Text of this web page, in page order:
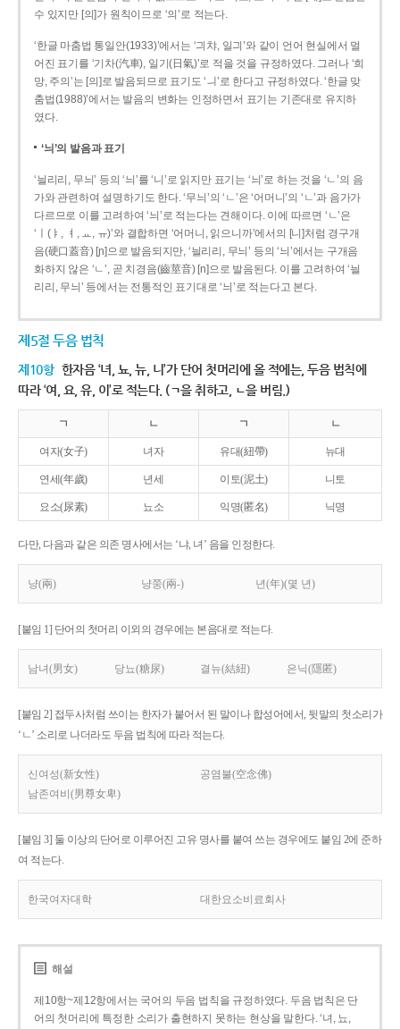
수 있지만 [의]가 원칙이므로 ‘의’로 적는다.
‘한글 마춤법 통일안(1933)’에서는 ‘긔챠, 일긔’와 같이 언어 현실에서 멀
어진 표기를 ‘기차(汽車), 일기(日氣)’로 적을 것을 규정하였다. 그러나 ‘희
망, 주의’는 [의]로 발음되므로 표기도 ‘ㅢ’로 한다고 규정하였다. ‘한글 맞
춤법(1988)’에서는 발음의 변화는 인정하면서 표기는 기존대로 유지하
였다.
‘늬’의 발음과 표기
‘늴리리, 무늬’ 등의 ‘늬’를 ‘니’로 읽지만 표기는 ‘늬’로 하는 것을 ‘ㄴ’의 음
가와 관련하여 설명하기도 한다. ‘무늬’의 ‘ㄴ’은 ‘어머니’의 ‘ㄴ’과 음가가
다르므로 이를 고려하여 ‘늬’로 적는다는 견해이다. 이에 따르면 ‘ㄴ’은
‘ㅣ(ㅑ, ㅕ, ㅛ, ㅠ)’와 결합하면 ‘어머니, 읽으니까’에서의 [니]처럼 경구개
음(硬口蓋音) [ɲ]으로 발음되지만, ‘늴리리, 무늬’ 등의 ‘늬’에서는 구개음
화하지 않은 ‘ㄴ’, 곧 치경음(齒莖音) [n]으로 발음된다. 이를 고려하여 ‘늴
리리, 무늬’ 등에서는 전통적인 표기대로 ‘늬’로 적는다고 본다.
제5절 두음 법칙
제10항 한자음 ‘녀, 뇨, 뉴, 니’가 단어 첫머리에 올 적에는, 두음 법칙에
따라 ‘여, 요, 유, 이’로 적는다. (ㄱ을 취하고, ㄴ을 버림.)
ㄱ ㄴ ㄱ ㄴ
여자(女子) 녀자 유대(紐帶) 뉴대
연세(年歲) 년세 이토(泥土) 니토
요소(尿素) 뇨소 익명(匿名) 닉명
다만, 다음과 같은 의존 명사에서는 ‘냐, 녀’ 음을 인정한다.
냥(兩) 냥쭝(兩-) 년(年)(몇 년)
[붙임 1] 단어의 첫머리 이외의 경우에는 본음대로 적는다.
남녀(男女) 당뇨(糖尿) 결뉴(結紐) 은닉(隱匿)
[붙임 2] 접두사처럼 쓰이는 한자가 붙어서 된 말이나 합성어에서, 뒷말의 첫소리가
‘ㄴ’ 소리로 나더라도 두음 법칙에 따라 적는다.
신여성(新女性)
공염불(空念佛)
남존여비(男尊女卑)
[붙임 3] 둘 이상의 단어로 이루어진 고유 명사를 붙여 쓰는 경우에도 붙임 2에 준하
여 적는다.
한국여자대학 대한요소비료회사
해설
제10항~제12항에서는 국어의 두음 법칙을 규정하였다. 두음 법칙은 단
어의 첫머리에 특정한 소리가 출현하지 못하는 현상을 말한다. ‘녀, 뇨,